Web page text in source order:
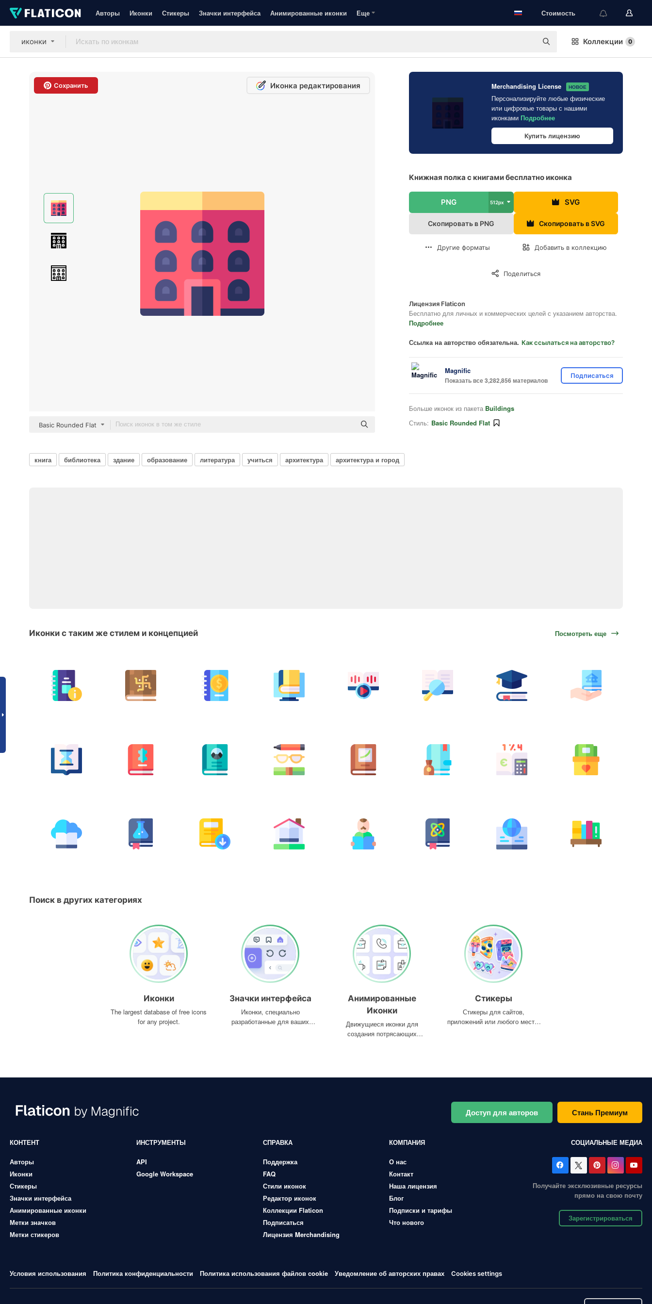
Авторы Иконки Стикеры Значки интерфейса Анимированные иконки Еще Стоимость
иконки Коллекции 0
Сохранить Иконка редактирования
Basic Rounded Flat
Merchandising License НОВОЕ
Персонализируйте любые физические
или цифровые товары с нашими
иконками Подробнее
Купить лицензию
Книжная полка с книгами бесплатно иконка
PNG 512px SVG
Скопировать в PNG Скопировать в SVG
Другие форматы Добавить в коллекцию
Поделиться
Лицензия Flaticon
Бесплатно для личных и коммерческих целей с указанием авторства.
Подробнее
Ссылка на авторство обязательна. Как ссылаться на авторство?
Magnific
Показать все 3,282,856 материалов
Подписаться
Больше иконок из пакета Buildings
Стиль: Basic Rounded Flat
книга библиотека здание образование литература учиться архитектура архитектура и город
Иконки с таким же стилем и концепцией Посмотреть еще
Поиск в других категориях
Иконки
The largest database of free icons
for any project.
Значки интерфейса
Иконки, специально
разработанные для ваших
Анимированные
Иконки
Движущиеся иконки для
создания потрясающих
Стикеры
Стикеры для сайтов,
приложений или любого места,
Доступ для авторов Стань Премиум
КОНТЕНТ
Авторы
Иконки
Стикеры
Значки интерфейса
Анимированные иконки
Метки значков
Метки стикеров
ИНСТРУМЕНТЫ
API
Google Workspace
СПРАВКА
Поддержка
FAQ
Стили иконок
Редактор иконок
Коллекции Flaticon
Подписаться
Лицензия Merchandising
КОМПАНИЯ
О нас
Контакт
Наша лицензия
Блог
Подписки и тарифы
Что нового
СОЦИАЛЬНЫЕ МЕДИА
Получайте эксклюзивные ресурсы
прямо на свою почту
Зарегистрироваться
Условия использования Политика конфиденциальности Политика использования файлов cookie Уведомление об авторских правах Cookies settings